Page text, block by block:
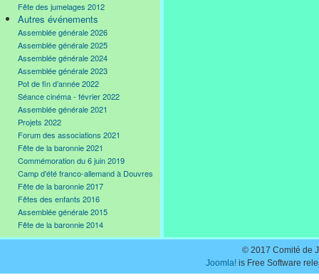
Fête des jumelages 2012
Autres événements
Assemblée générale 2026
Assemblée générale 2025
Assemblée générale 2024
Assemblée générale 2023
Pot de fin d’année 2022
Séance cinéma - février 2022
Assemblée générale 2021
Projets 2022
Forum des associations 2021
Fête de la baronnie 2021
Commémoration du 6 juin 2019
Camp d'été franco-allemand à Douvres
Fête de la baronnie 2017
Fêtes des enfants 2016
Assemblée générale 2015
Fête de la baronnie 2014
© 2017 Comité de
Joomla!is Free Software